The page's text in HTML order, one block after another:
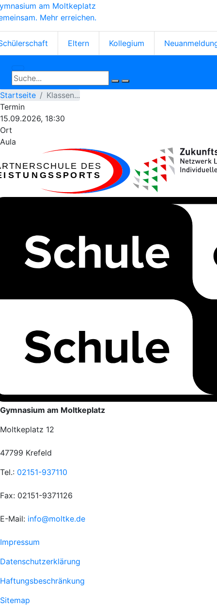
Direkt
zum
Inhalt
am Moltkeplatz
Mehr erreichen.
Eltern Kollegium
Startseite
Klassen...
Termin
15.09.2026, 18:30
Ort
Aula
ARTNERSCHULE DES
EISTUNGSSPORTS
Gymnasium am Moltkeplatz
Moltkeplatz 12
47799 Krefeld
Tel.: 02151-937110
Fax: 02151-9371126
E-Mail: info@moltke.de
Menu
Fußzeile
1
Impressum
Datenschutzerklärung
Haftungsbeschränkung
Sitemap